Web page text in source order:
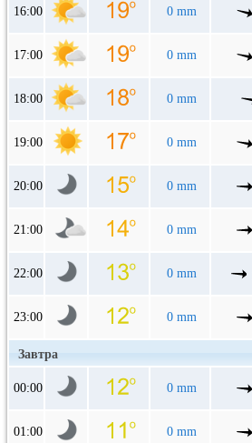
16:00 0 mm
17:00 0 mm
18:00 0 mm
19:00 0 mm
20:00 0 mm
21:00 0 mm
22:00 0 mm
23:00 0 mm
Завтра
00:00 0 mm
01:00 0 mm